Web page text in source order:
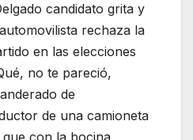
candidato grita y
rechaza la
en las elecciones
no te pareció,
de
de una camioneta